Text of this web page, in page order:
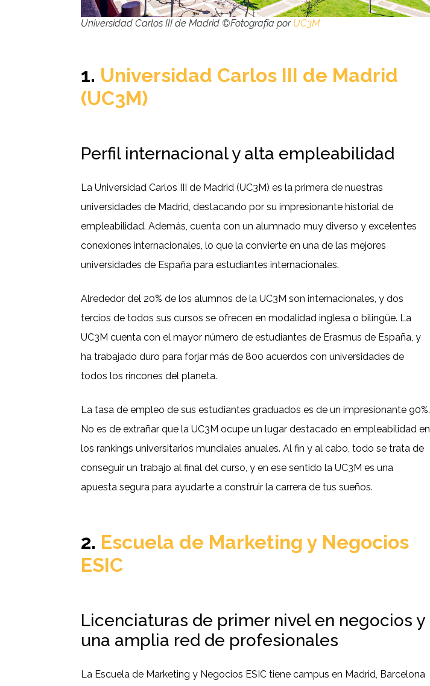
Universidad Carlos III de Madrid ©Fotografía por UC3M
1. Universidad Carlos III de Madrid
(UC3M)
Perfil internacional y alta empleabilidad
La Universidad Carlos III de Madrid (UC3M) es la primera de nuestras
universidades de Madrid, destacando por su impresionante historial de
empleabilidad. Además, cuenta con un alumnado muy diverso y excelentes
conexiones internacionales, lo que la convierte en una de las mejores
universidades de España para estudiantes internacionales.
Alrededor del 20% de los alumnos de la UC3M son internacionales, y dos
tercios de todos sus cursos se ofrecen en modalidad inglesa o bilingüe. La
UC3M cuenta con el mayor número de estudiantes de Erasmus de España, y
ha trabajado duro para forjar más de 800 acuerdos con universidades de
todos los rincones del planeta.
La tasa de empleo de sus estudiantes graduados es de un impresionante 90%.
No es de extrañar que la UC3M ocupe un lugar destacado en empleabilidad en
los rankings universitarios mundiales anuales. Al fin y al cabo, todo se trata de
conseguir un trabajo al final del curso, y en ese sentido la UC3M es una
apuesta segura para ayudarte a construir la carrera de tus sueños.
2. Escuela de Marketing y Negocios
ESIC
Licenciaturas de primer nivel en negocios y
una amplia red de profesionales
La Escuela de Marketing y Negocios ESIC tiene campus en Madrid, Barcelona